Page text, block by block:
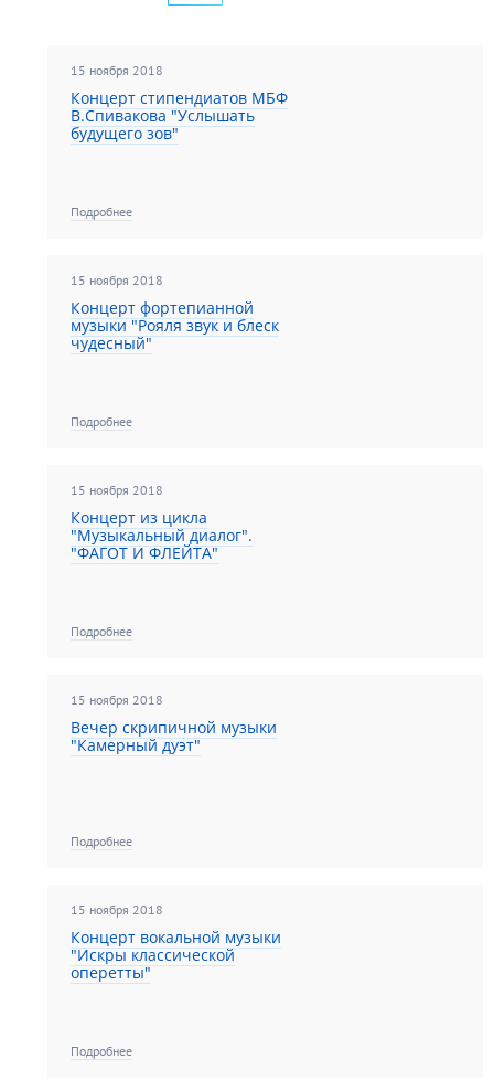
15 ноября 2018
Концерт стипендиатов МБФ
В.Спивакова "Услышать
будущего зов"
Подробнее
15 ноября 2018
Концерт фортепианной
музыки "Рояля звук и блеск
чудесный"
Подробнее
15 ноября 2018
Концерт из цикла
"Музыкальный диалог".
"ФАГОТ И ФЛЕЙТА"
Подробнее
15 ноября 2018
Вечер скрипичной музыки
"Камерный дуэт"
Подробнее
15 ноября 2018
Концерт вокальной музыки
"Искры классической
оперетты"
Подробнее